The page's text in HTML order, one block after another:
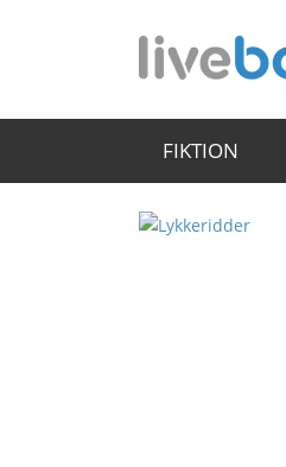
FIKTION